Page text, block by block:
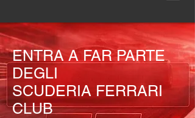
ENTRA A FAR PARTE
DEGLI
SCUDERIA FERRARI
CLUB